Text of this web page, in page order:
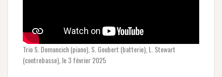
Trio S. Domancich (piano), S. Goubert (batterie), L. Stewart
(contrebasse), le 3 février 2025